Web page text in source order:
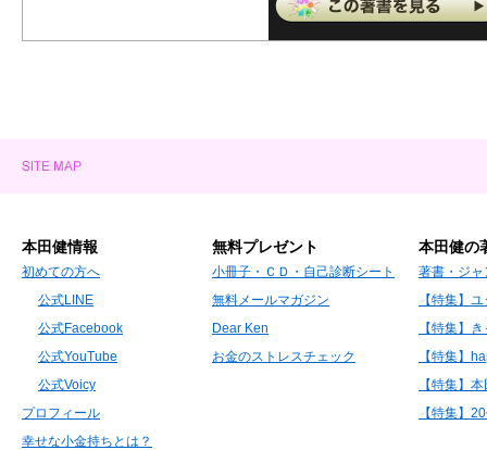
本田健情報
初めての方へ
公式LINE
公式Facebook
公式YouTube
公式Voicy
プロフィール
幸せな小金持ちとは？
無料プレゼント
小冊子・ＣＤ・自己診断シート
無料メールマガジン
Dear Ken
お金のストレスチェック
本田健の
著書・ジャ
【特集】
【特集】
【特集】
【特集】
【特集】